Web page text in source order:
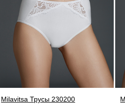
Milavitsa Трусы 230200